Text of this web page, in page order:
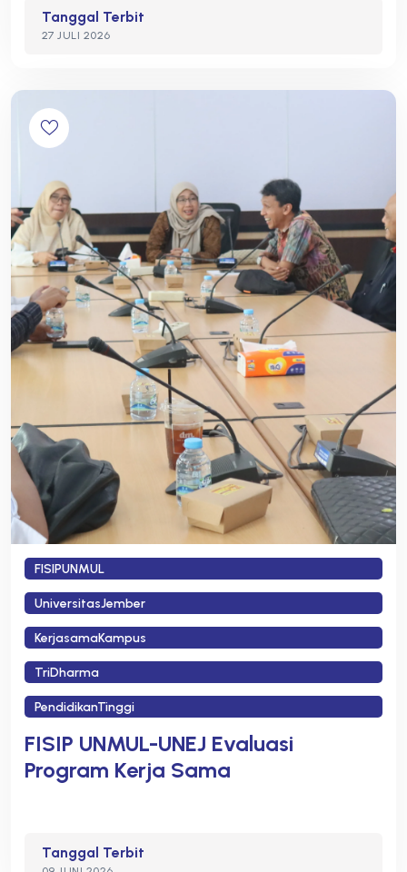
Tanggal Terbit
27 JULI 2026
FISIPUNMUL
UniversitasJember
KerjasamaKampus
TriDharma
PendidikanTinggi
FISIP UNMUL-UNEJ Evaluasi
Program Kerja Sama
Tanggal Terbit